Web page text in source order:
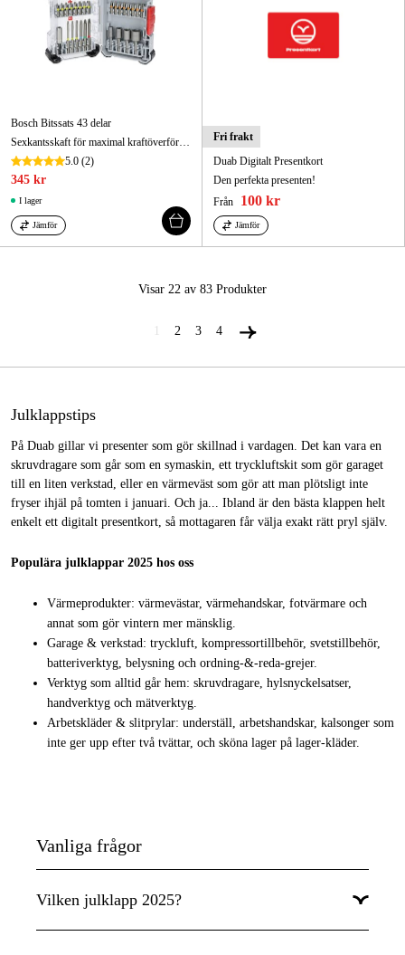
Bosch Bitssats 43 delar
Sexkantsskaft för maximal kraftöverföring hos standard trebacksborr och sexkantiga skruvdragarchuckar.
5.0 (2)
345 kr
I lager
Jämför
Fri frakt
Duab Digitalt Presentkort
Den perfekta presenten!
Från
100 kr
Jämför
Visar 22 av 83 Produkter
2 3 4
Julklappstips
På Duab gillar vi presenter som gör skillnad i vardagen. Det kan vara en
skruvdragare som går som en symaskin, ett tryckluftskit som gör garaget
till en liten verkstad, eller en värmeväst som gör att man plötsligt inte
fryser ihjäl på tomten i januari. Och ja... Ibland är den bästa klappen helt
enkelt ett digitalt presentkort, så mottagaren får välja exakt rätt pryl själv.
Populära julklappar 2025 hos oss
Värmeprodukter: värmevästar, värmehandskar, fotvärmare och
annat som gör vintern mer mänsklig.
Garage & verkstad: tryckluft, kompressortillbehör, svetstillbehör,
batteriverktyg, belysning och ordning-&-reda-grejer.
Verktyg som alltid går hem: skruvdragare, hylsnyckelsatser,
handverktyg och mätverktyg.
Arbetskläder & slitprylar: underställ, arbetshandskar, kalsonger som
inte ger upp efter två tvättar, och sköna lager på lager-kläder.
Vanliga frågor
Vilken julklapp 2025?
Julklappen du ska välja till din partner, familjemedlem, vän eller